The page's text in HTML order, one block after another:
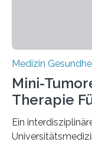
Medizin
Mini-
Therapie
Ein